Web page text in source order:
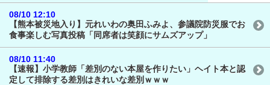
08/10 12:10
【熊本被災地入り】元れいわの奥田ふみよ、参議院防災服でお
食事楽しむ写真投稿「同席者は笑顔にサムズアップ」
08/10 11:40
【速報】小学教師「差別のない本屋を作りたい」ヘイト本と認
定して排除する差別はきれいな差別ｗｗｗ